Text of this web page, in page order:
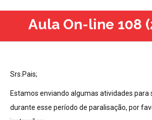
Aula On-line 108
Srs.Pais;
Estamos enviando algumas atividades para
durante esse período de paralisação, por